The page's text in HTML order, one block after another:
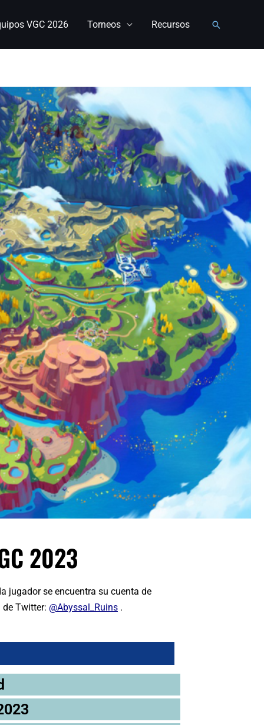
VGC 2026 Torneos Recursos Buscar
2023
jugador se encuentra su cuenta de
Twitter: @Abyssal_Ruins .